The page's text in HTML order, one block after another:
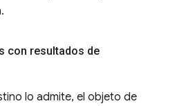
con resultados de
lo admite, el objeto de